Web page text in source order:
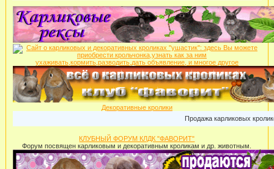
Декоративные кролики
Продажа карликовых кроликов:
КЛУБНЫЙ ФОРУМ КЛДК "ФАВОРИТ"
Форум посвящен карликовым и декоративным кроликам и др. животным.